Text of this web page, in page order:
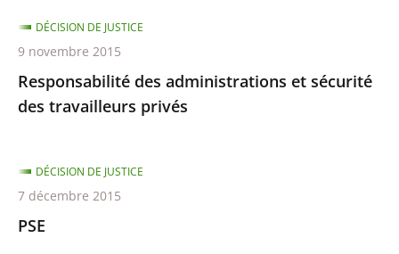
Responsabilité des administrations et sécurité
des travailleurs privés
DÉCISION DE JUSTICE
9 novembre 2015
PSE
DÉCISION DE JUSTICE
7 décembre 2015